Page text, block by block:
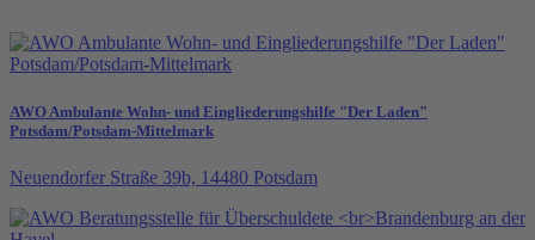
AWO Ambulante Wohn- und Eingliederungshilfe "Der Laden"
Potsdam/Potsdam-Mittelmark
Neuendorfer Straße 39b, 14480 Potsdam